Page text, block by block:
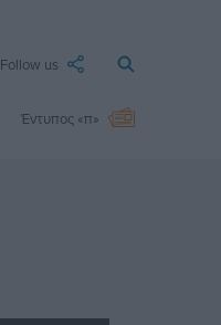
Follow us
Έντυπος «π»